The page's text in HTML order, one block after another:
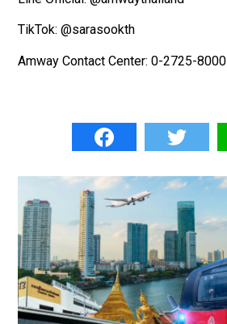
TikTok: @sarasookth
Amway Contact Center: 0-2725-8000